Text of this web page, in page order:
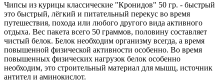
Чипсы из курицы классические "Кронидов" 50 гр. - быстрый
это быстрый, лёгкий и питательный перекус во время
путешествия, похода или любого другого вида активного
отдыха. Вес пакета всего 50 граммов, половину составляет
чистый белок. Белок необходим организму всегда, а время
повышенной физической активности особенно. Во время
повышенных физических нагрузок белок особенно
необходим, это строительный материал для мышц, источник
антител и аминокислот.